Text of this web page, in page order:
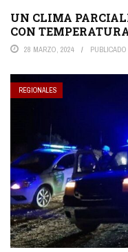
UN CLIMA
CON
28 MARZO, 2024
REGIONALES